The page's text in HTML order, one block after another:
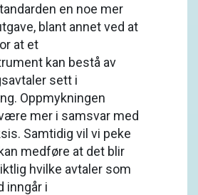
en noe mer
blant annet ved at
at et
kan bestå av
sett i
Oppmykningen
mer i samsvar med
Samtidig vil vi peke
medføre at det blir
hvilke avtaler som
inngår i